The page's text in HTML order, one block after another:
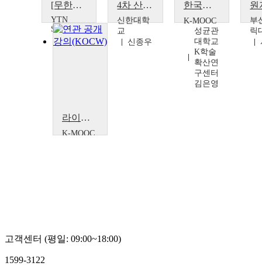
[무한상상실] 국립과천과학고 편
YTN
SCIENCE
4차 산업혁명 시대의 스마트 교수법-건국대학교 글로컬 캠퍼스 편
신한대학
교
신종우
한국의 삐딱한 사상가들: 철학자편
K-MOOC
성균관
대학교
K학술
확산연
구센터
김은영
부
릭
라이프디자인씽킹 : 직업편
K-MOOC
고객센터 (평일: 09:00~18:00)
1599-3122